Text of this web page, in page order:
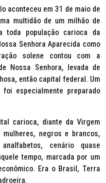
aconteceu em 31 de maio de
multidão de um milhão de
toda população carioca da
Senhora Aparecida como
solene contou com a
Nossa Senhora, levada de
então capital federal. Um
especialmente preparado
carioca, diante da Virgem
negros e brancos,
cenário quase
tempo, marcada por um
Era o Brasil, Terra